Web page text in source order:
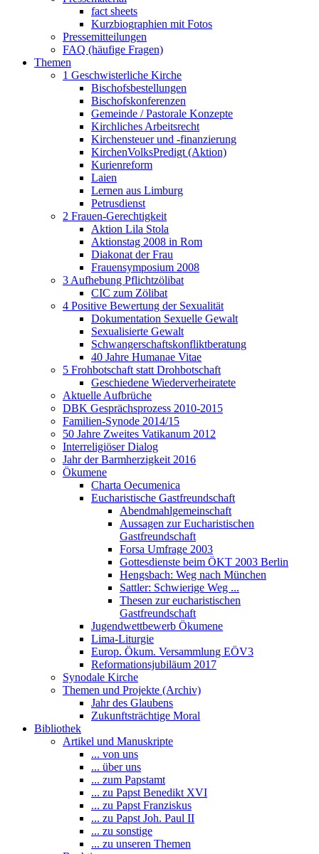
fact sheets
Kurzbiographien mit Fotos
Pressemitteilungen
FAQ (häufige Fragen)
Themen
1 Geschwisterliche Kirche
Bischofsbestellungen
Bischofskonferenzen
Gemeinde / Pastorale Konzepte
Kirchliches Arbeitsrecht
Kirchensteuer und -finanzierung
KirchenVolksPredigt (Aktion)
Kurienreform
Laien
Lernen aus Limburg
Petrusdienst
2 Frauen-Gerechtigkeit
Aktion Lila Stola
Aktionstag 2008 in Rom
Diakonat der Frau
Frauensymposium 2008
3 Aufhebung Pflichtzölibat
CIC zum Zölibat
4 Positive Bewertung der Sexualität
Dokumentation Sexuelle Gewalt
Sexualisierte Gewalt
Schwangerschaftskonfliktberatung
40 Jahre Humanae Vitae
5 Frohbotschaft statt Drohbotschaft
Geschiedene Wiederverheiratete
Aktuelle Aufbrüche
DBK Gesprächsprozess 2010-2015
Familien-Synode 2014/15
50 Jahre Zweites Vatikanum 2012
Interreligiöser Dialog
Jahr der Barmherzigkeit 2016
Ökumene
Charta Oecumenica
Eucharistische Gastfreundschaft
Abendmahlgemeinschaft
Aussagen zur Eucharistischen
Gastfreundschaft
Forsa Umfrage 2003
Gottesdienste beim ÖKT 2003 Berlin
Hengsbach: Weg nach München
Sattler: Schwierige Weg ...
Thesen zur eucharistischen
Gastfreundschaft
Jugendwettbewerb Ökumene
Lima-Liturgie
Europ. Ökum. Versammlung EÖV3
Reformationsjubiläum 2017
Synodale Kirche
Themen und Projekte (Archiv)
Jahr des Glaubens
Zukunftsträchtige Moral
Bibliothek
Artikel und Manuskripte
... von uns
... über uns
... zum Papstamt
... zu Papst Benedikt XVI
... zu Papst Franziskus
... zu Papst Joh. Paul II
... zu sonstige
... zu unseren Themen